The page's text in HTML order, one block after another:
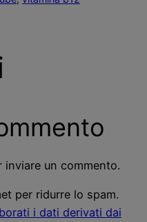
inviare un commento.
per ridurre lo spam.
i dati derivati dai